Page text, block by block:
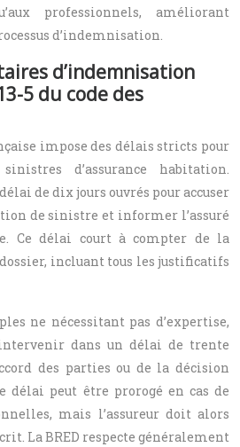
professionnels, améliorant
d’indemnisation.
d’indemnisation
5 du code des
impose des délais stricts pour
d’assurance habitation.
délai de dix jours ouvrés pour accuser
de sinistre et informer l’assuré
Ce délai court à compter de la
incluant tous les justificatifs
ne nécessitant pas d’expertise,
dans un délai de trente
des parties ou de la décision
délai peut être prorogé en cas de
mais l’assureur doit alors
La BRED respecte généralement